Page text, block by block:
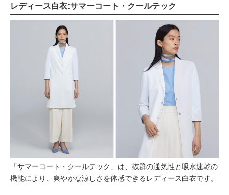
レディース白衣:サマーコート・クールテック
「サマーコート・クールテック」は、抜群の通気性と吸水速乾の
機能により、爽やかな涼しさを体感できるレディース白衣です。